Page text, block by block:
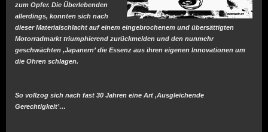
zum Opfer. Die Überlebenden
allerdings, konnten sich nach
dieser Materialschlacht auf einem eingebrochenem und übersättigten
Motorradmarkt triumphierend zurückmelden und den nunmehr
geschwächten ‚Japanern’ die Essenz aus ihren eigenen Innovationen um
die Ohren schlagen.
So vollzog sich nach fast 30 Jahren eine Art ‚Ausgleichende
Gerechtigkeit’…